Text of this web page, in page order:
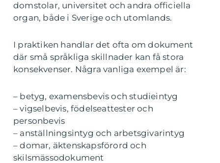
domstolar, universitet och andra officiella
organ, både i Sverige och utomlands.
I praktiken handlar det ofta om dokument
där små språkliga skillnader kan få stora
konsekvenser. Några vanliga exempel är:
– betyg, examensbevis och studieintyg
– vigselbevis, födelseattester och
personbevis
– anställningsintyg och arbetsgivarintyg
– domar, äktenskapsförord och
skilsmässodokument